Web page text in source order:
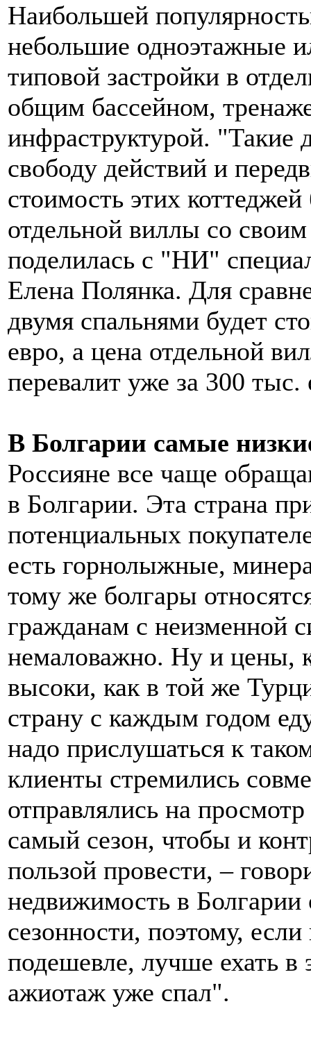
Наибольшей
небольшие одноэтажные
типовой застройки в
общим бассейном,
инфраструктурой. "Такие
свободу действий и
стоимость этих
отдельной виллы со
поделилась с "НИ"
Елена Полянка. Для
двумя спальнями будет
евро, а цена отдельной
перевалит уже за 300 тыс.
В Болгарии самые
Россияне все чаще
в Болгарии. Эта страна
потенциальных
есть горнолыжные,
тому же болгары
гражданам с неизменной
немаловажно. Ну и цены,
высоки, как в той же
страну с каждым годом
надо прислушаться к
клиенты стремились
отправлялись на
самый сезон, чтобы и
пользой провести, –
недвижимость в Болгарии
сезонности, поэтому,
подешевле, лучше ехать в
ажиотаж уже спал".